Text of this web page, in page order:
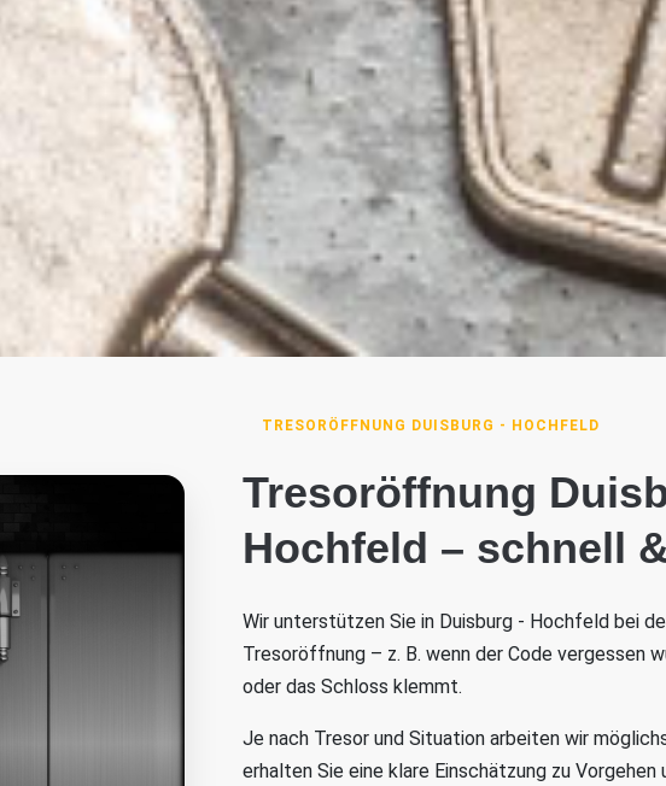
TRESORÖFFNUNG DUISBURG - HOCHFELD
Tresoröffnung
Hochfeld – schnell
Wir unterstützen Sie in Duisburg - Hochfeld bei
Tresoröffnung – z. B. wenn der Code vergessen
oder das Schloss klemmt.
Je nach Tresor und Situation arbeiten wir
erhalten Sie eine klare Einschätzung zu Vorgehen